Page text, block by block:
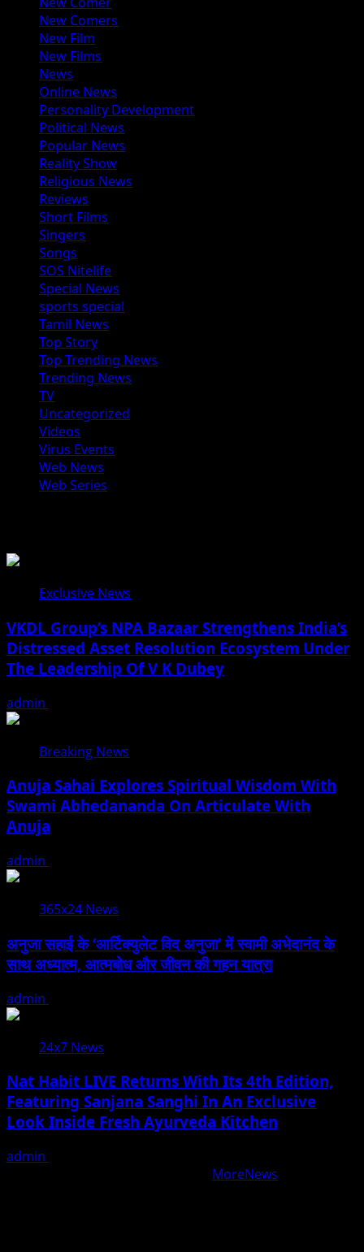
New Comers
New Film
New Films
News
Online News
Personality Development
Political News
Popular News
Reality Show
Religious News
Reviews
Short Films
Singers
Songs
SOS Nitelife
Special News
sports special
Tamil News
Top Story
Top Trending News
Trending News
TV
Uncategorized
Videos
Virus Events
Web News
Web Series
Exclusive News
VKDL Group’s NPA Bazaar Strengthens India’s
Distressed Asset Resolution Ecosystem Under
The Leadership Of V K Dubey
admin
Breaking News
Anuja Sahai Explores Spiritual Wisdom With
Swami Abhedananda On Articulate With
Anuja
admin
365x24 News
अनुजा सहाई के ‘आर्टिक्युलेट विद अनुजा’ में स्वामी अभेदानंद के
साथ अध्यात्म, आत्मबोध और जीवन की गहन यात्रा
admin
24x7 News
Nat Habit LIVE Returns With Its 4th Edition,
Featuring Sanjana Sanghi In An Exclusive
Look Inside Fresh Ayurveda Kitchen
admin
MoreNews